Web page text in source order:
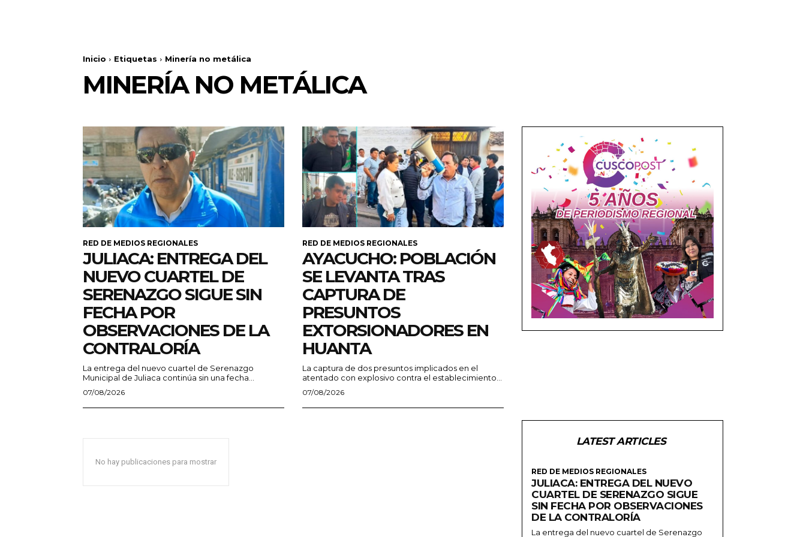
Inicio Etiquetas Minería no metálica
MINERÍA NO METÁLICA
RED DE MEDIOS REGIONALES
JULIACA: ENTREGA DEL
NUEVO CUARTEL DE
SERENAZGO SIGUE SIN
FECHA POR
OBSERVACIONES DE LA
CONTRALORÍA
La entrega del nuevo cuartel de Serenazgo
Municipal de Juliaca continúa sin una fecha...
07/08/2026
RED DE MEDIOS REGIONALES
AYACUCHO: POBLACIÓN
SE LEVANTA TRAS
CAPTURA DE
PRESUNTOS
EXTORSIONADORES EN
HUANTA
La captura de dos presuntos implicados en el
atentado con explosivo contra el establecimiento...
07/08/2026
No hay publicaciones para mostrar
LATEST ARTICLES
RED DE MEDIOS REGIONALES
JULIACA: ENTREGA DEL NUEVO
CUARTEL DE SERENAZGO SIGUE
SIN FECHA POR OBSERVACIONES
DE LA CONTRALORÍA
La entrega del nuevo cuartel de Serenazgo